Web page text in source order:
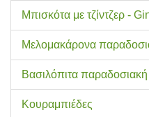
Μπισκότα με τζίντζερ -
Μελομακάρονα
Βασιλόπιτα παραδοσιακή
Κουραμπιέδες